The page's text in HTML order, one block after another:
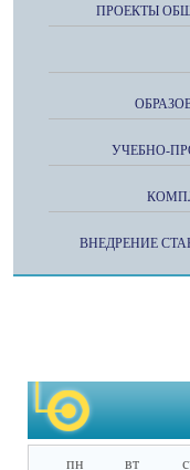
ПРОЕКТЫ
УЧЕБНО-
ВНЕДРЕНИЕ
пн вт